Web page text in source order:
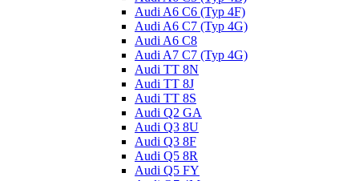
Audi A6 C6 (Typ 4F)
Audi A6 C7 (Typ 4G)
Audi A6 C8
Audi A7 C7 (Typ 4G)
Audi TT 8N
Audi TT 8J
Audi TT 8S
Audi Q2 GA
Audi Q3 8U
Audi Q3 8F
Audi Q5 8R
Audi Q5 FY